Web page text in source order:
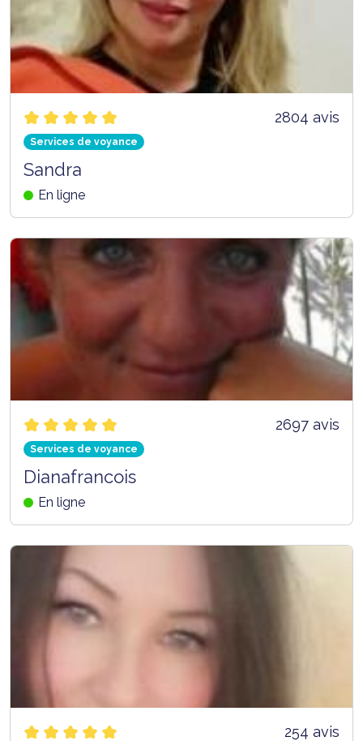
2804 avis
Services de voyance
Sandra
En ligne
2697 avis
Services de voyance
Dianafrancois
En ligne
254 avis